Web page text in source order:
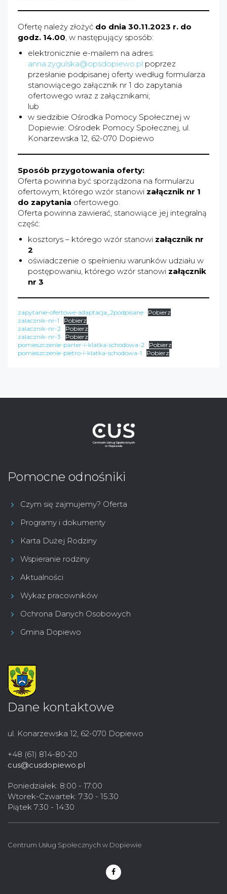
Ofertę należy złożyć do dnia 30.11.2023 r. do
godz. 14.00, w następujący sposób:
elektronicznie e-mailem na adres:
anna.zygulska@opsdopiewo.pl poprzez
przesłanie podpisanej oferty według formularza
stanowiącego załącznik nr 1 do zapytania
ofertowego wraz z załącznikami;
lub
w siedzibie Ośrodka Pomocy Społecznej w
Dopiewie: Ośrodek Pomocy Społecznej, ul.
Konarzewska 12, 62-070 Dopiewo
Sposób przygotowania oferty:
Oferta powinna być sporządzona na formularzu
ofertowym, którego wzór stanowi załącznik nr 1
do zapytania ofertowego.
Oferta powinna zawierać, stanowiące jej integralną
część:
kosztorys – którego wzór stanowi załącznik nr
2
oświadczenie o spełnieniu warunków udziału w
postępowaniu, którego wzór stanowi załącznik
nr 3
zapytanie-ofertowe-adaptacja_2podpisane
Pobierz
zalacznik-nr-1
Pobierz
zalacznik-nr-2
Pobierz
zalacznik-nr-3
Pobierz
pomieszczenie-parter-i-klatka-schodowa-2
Pobierz
pomieszczenie-pietro-i-klatka-schodowa-1
Pobierz
Pomocne odnośniki
Czym się zajmujemy? Oferta
Programy i dokumenty
Karta Dużej Rodziny
Wspieranie rodziny
Aktualności
Wykaz pracowników
Ochrona Danych Osobowych
Gmina Dopiewo
Dane kontaktowe
ul. Konarzewska 12, 62-070 Dopiewo
+48 (61) 814-80-20
cus@cusdopiewo.pl
Poniedziałek: 8:00 - 17:00
Wtorek-Czwartek: 7:30 - 15:30
Piątek 7:30 - 14:30
Centrum Usług Społecznych w Dopiewie